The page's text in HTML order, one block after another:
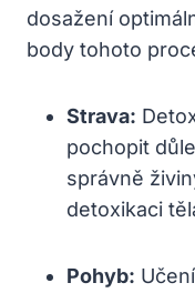
dosažení
body tohoto
Strava:
pochopit
správně
detoxikaci
Pohyb: